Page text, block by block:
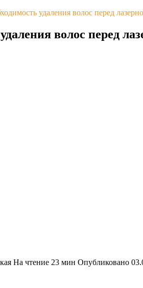
удаления волос перед
волос перед
На чтение 23 мин Опубликовано